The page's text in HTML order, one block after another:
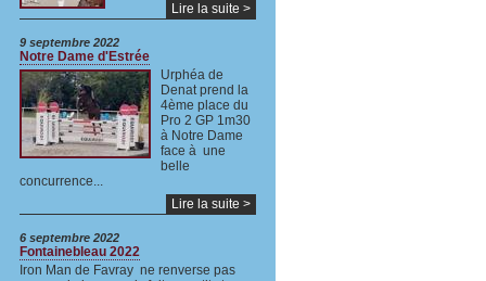
Lire la suite >
9 septembre 2022
Notre Dame d'Estrée
Urphéa de
Denat prend la
4ème place du
Pro 2 GP 1m30
à Notre Dame
face à une
belle
concurrence...
Lire la suite >
6 septembre 2022
Fontainebleau 2022
Iron Man de Favray ne renverse pas